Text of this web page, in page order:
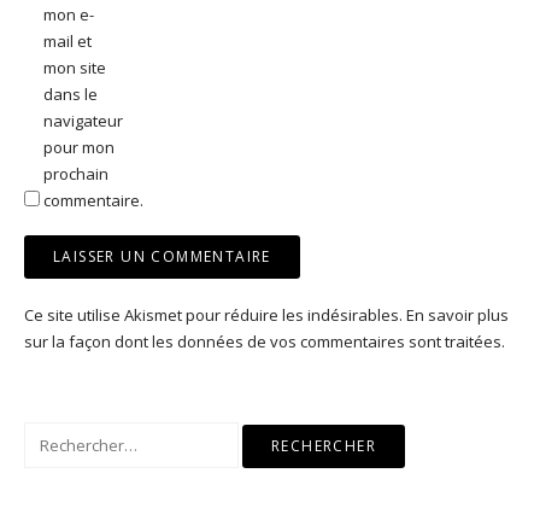
mon e-
mail et
mon site
dans le
navigateur
pour mon
prochain
commentaire.
Ce site utilise Akismet pour réduire les indésirables. En savoir plus
sur la façon dont les données de vos commentaires sont traitées.
Rechercher :